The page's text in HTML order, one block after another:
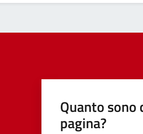
Quanto sono
pagina?